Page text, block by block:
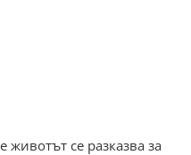
животът се разказва за